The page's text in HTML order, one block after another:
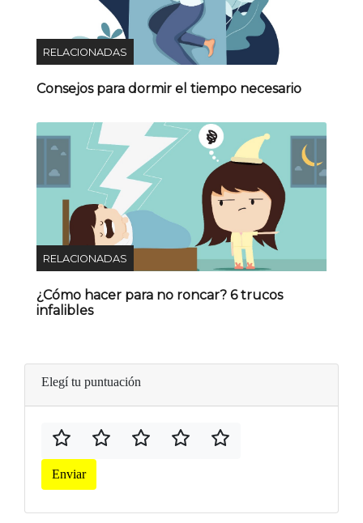
RELACIONADAS
Consejos para dormir el tiempo necesario
RELACIONADAS
¿Cómo hacer para no roncar? 6 trucos
infalibles
Elegí tu puntuación
Enviar